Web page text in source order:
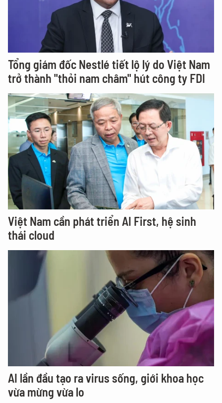
Tổng giám đốc Nestlé tiết lộ lý do Việt Nam
trở thành "thỏi nam châm" hút công ty FDI
Việt Nam cần phát triển AI First, hệ sinh
thái cloud
AI lần đầu tạo ra virus sống, giới khoa học
vừa mừng vừa lo